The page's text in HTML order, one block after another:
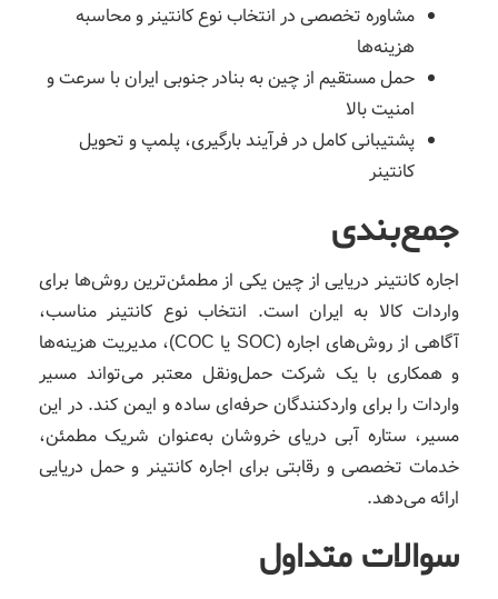
مشاوره تخصصی در انتخاب نوع کانتینر و محاسبه
هزینه‌ها
حمل مستقیم از چین به بنادر جنوبی ایران با سرعت و
امنیت بالا
پشتیبانی کامل در فرآیند بارگیری، پلمپ و تحویل
کانتینر
جمع‌بندی
اجاره کانتینر دریایی از چین یکی از مطمئن‌ترین روش‌ها برای
واردات کالا به ایران است. انتخاب نوع کانتینر مناسب،
آگاهی از روش‌های اجاره (SOC یا COC)، مدیریت هزینه‌ها
و همکاری با یک شرکت حمل‌ونقل معتبر می‌تواند مسیر
واردات را برای واردکنندگان حرفه‌ای ساده و ایمن کند. در این
مسیر، ستاره آبی دریای خروشان به‌عنوان شریک مطمئن،
خدمات تخصصی و رقابتی برای اجاره کانتینر و حمل دریایی
ارائه می‌دهد.
سوالات متداول